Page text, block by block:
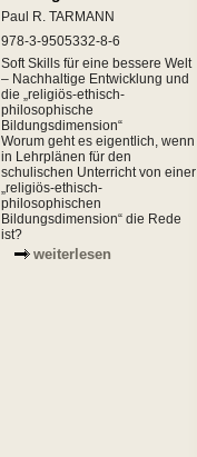
Paul R. TARMANN
978-3-9505332-8-6
Soft Skills für eine bessere Welt
– Nachhaltige Entwicklung und
die „religiös-ethisch-
philosophische
Bildungsdimension“
Worum geht es eigentlich, wenn
in Lehrplänen für den
schulischen Unterricht von einer
„religiös-ethisch-
philosophischen
Bildungsdimension“ die Rede
ist?
weiterlesen